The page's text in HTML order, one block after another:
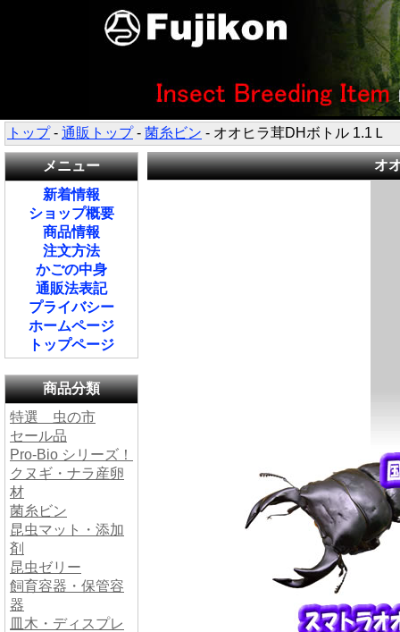
トップ- 通販トップ- 菌糸ビン - オオヒラ茸DHボトル 1.1Ｌ
メニュー
新着情報
ショップ概要
商品情報
注文方法
かごの中身
通販法表記
プライバシー
ホームページ
トップページ
商品分類
特選 虫の市
セール品
Pro-Bio シリーズ！
クヌギ・ナラ産卵
材
菌糸ビン
昆虫マット・添加
剤
昆虫ゼリー
飼育容器・保管容
器
皿木・ディスプレ
オ